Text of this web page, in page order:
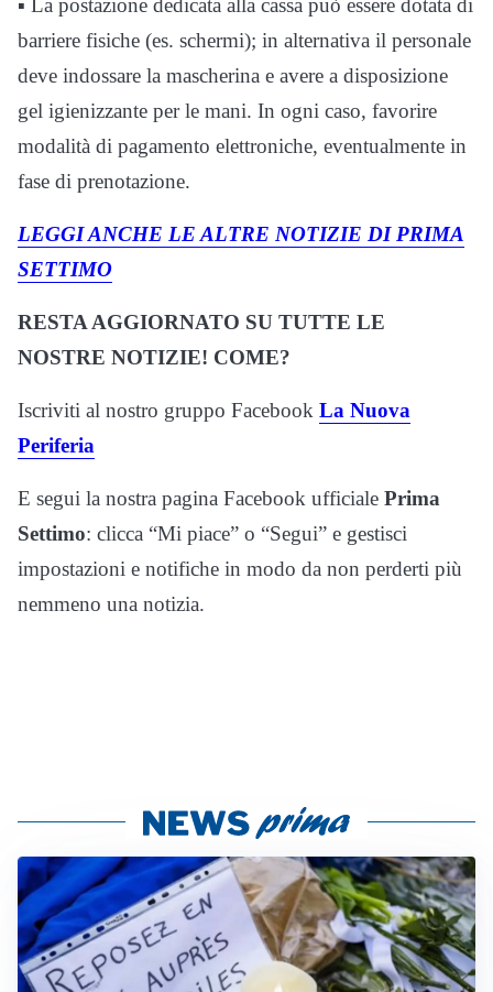
barriere fisiche (es. schermi); in alternativa il personale
deve indossare la mascherina e avere a disposizione
gel igienizzante per le mani. In ogni caso, favorire
modalità di pagamento elettroniche, eventualmente in
fase di prenotazione.
LEGGI ANCHE LE ALTRE NOTIZIE DI PRIMA
SETTIMO
RESTA AGGIORNATO SU TUTTE LE
NOSTRE NOTIZIE! COME?
Iscriviti al nostro gruppo Facebook La Nuova
Periferia
E segui la nostra pagina Facebook ufficiale Prima
Settimo: clicca “Mi piace” o “Segui” e gestisci
impostazioni e notifiche in modo da non perderti più
nemmeno una notizia.